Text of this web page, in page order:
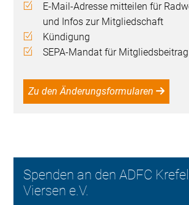
E-Mail-Adresse mitteilen für
und Infos zur Mitgliedschaft
Kündigung
SEPA-Mandat für
Zu den Änderungsformularen
Spenden an den ADFC
Viersen e.V.